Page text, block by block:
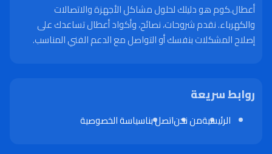
أعطال.كوم هو دليلك لحلول مشاكل الأجهزة والاتصالات
والكهرباء. نقدم شروحات، نصائح، وأكواد أعطال تساعدك على
إصلاح المشكلات بنفسك أو التواصل مع الدعم الفني المناسب.
روابط سريعة
الرئيسيةمن نحناتصل بناسياسة الخصوصية